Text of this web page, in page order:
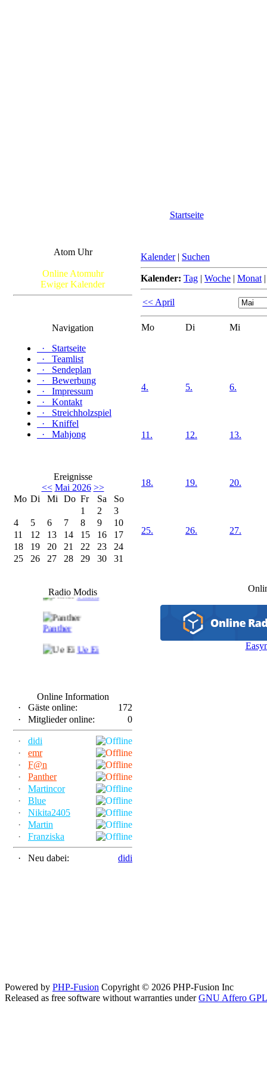
Startseite
Atom Uhr
Online Atomuhr
Ewiger Kalender
Navigation
·
Startseite
·
Teamlist
·
Sendeplan
·
Bewerbung
·
Impressum
·
Kontakt
·
Streichholzspiel
·
Kniffel
·
Mahjong
Ereignisse
<< Mai 2026 >>
Mo Di Mi Do Fr Sa
So
1
2
3
4
5 6 7 8 9
10
11
12 13 14 15 16
17
18
19 20 21 22 23
24
25
26 27 28 29 30 31
Radio Modis
Frank
Panther
Ue Ei
Online Information
·
Gäste online:
172
·
Mitglieder online: 0
·
didi
·
emr
·
F@n
·
Panther
·
Martincor
·
Blue
·
Nikita2405
·
Martin
·
Franziska
· Neu dabei: didi
Kalender | Suchen
Kalender: Tag | Woche | Monat
<< April
Mo Di Mi
4. 5. 6.
11. 12. 13.
18. 19. 20.
25. 26. 27.
Powered by PHP-Fusion Copyright © 2026 PHP-Fusion Inc
Released as free software without warranties underGNU Affero GPL